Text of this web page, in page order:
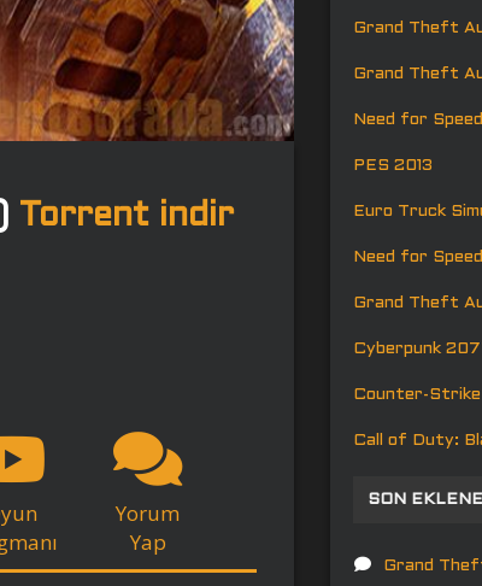
Torrent indir
Yorum
Yap
Grand Theft
Grand Theft
Need for
PES 2013
Euro Truck
Need for
Grand Theft
Cyberpunk
Counter-Strike
Call of Duty:
SON
Grand